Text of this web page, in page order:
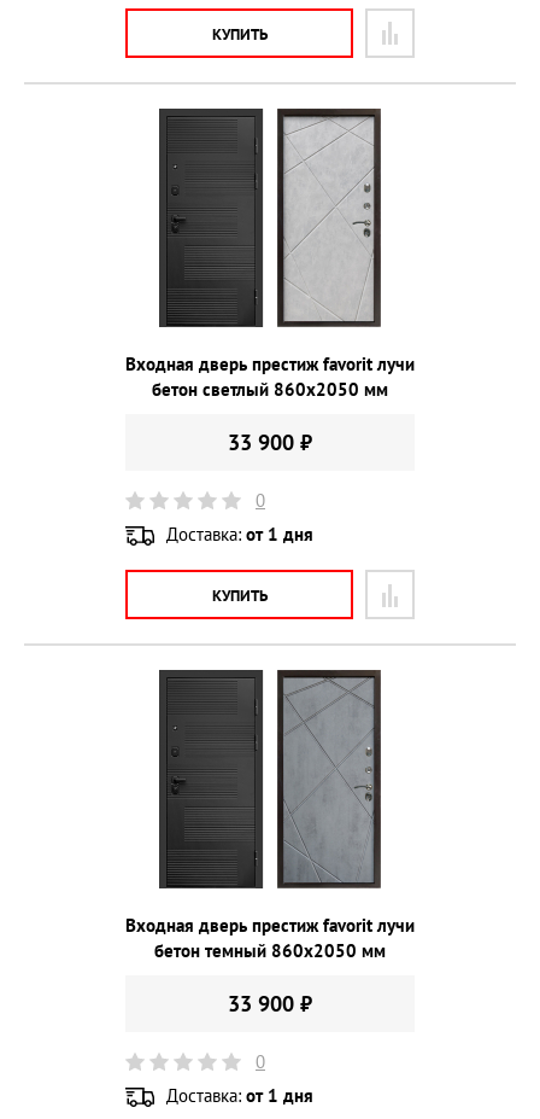
КУПИТЬ
Входная дверь престиж favorit лучи
бетон светлый 860х2050 мм
33 900 ₽
0
Доставка: от 1 дня
КУПИТЬ
Входная дверь престиж favorit лучи
бетон темный 860х2050 мм
33 900 ₽
0
Доставка: от 1 дня